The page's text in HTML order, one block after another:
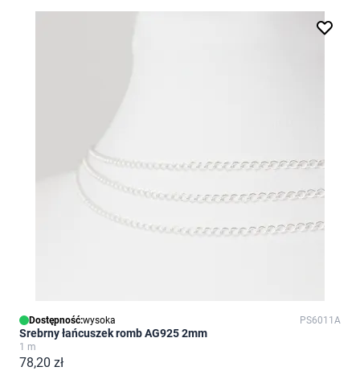
Dostępność:wysoka PS6011A
Srebrny łańcuszek romb AG925 2mm
1 m
78,20 zł